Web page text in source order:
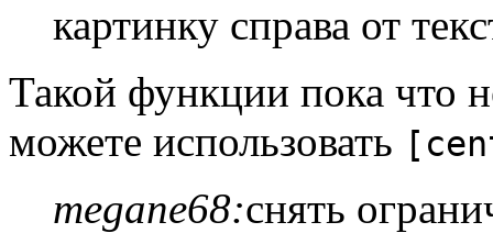
картинку справа от
Такой функции пока что
можете использовать
megane68:снять